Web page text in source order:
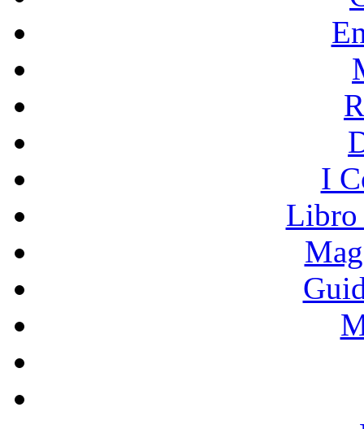
I
Libro